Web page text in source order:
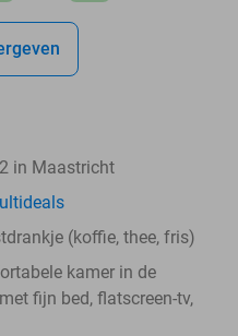
in Maastricht
(koffie, thee, fris)
kamer in de
fijn bed, flatscreen-tv,